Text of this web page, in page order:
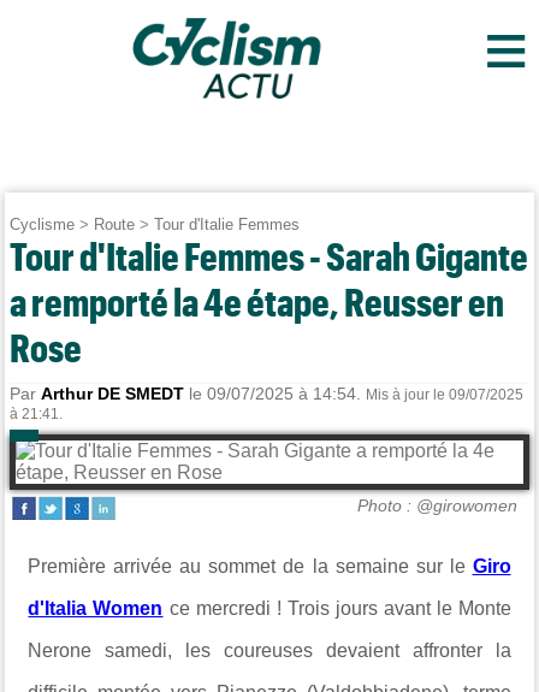
≡
Cyclisme > Route >Tour d'Italie Femmes
Tour d'Italie Femmes - Sarah Gigante
a remporté la 4e étape, Reusser en
Rose
ParArthur DE SMEDT le 09/07/2025 à 14:54.
Mis à jour le 09/07/2025
à 21:41.
Photo : @girowomen
Première arrivée au sommet de la semaine sur le Giro
d'Italia Women ce mercredi ! Trois jours avant le Monte
Nerone samedi, les coureuses devaient affronter la